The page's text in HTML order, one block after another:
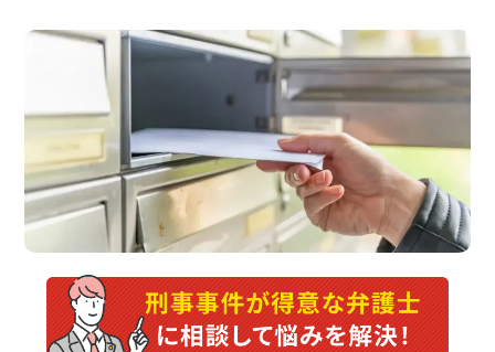
離婚問題
交通事故
遺産相続
労働問題
債権回収
IT・ネット
掲載をご検討の弁護士の方へ